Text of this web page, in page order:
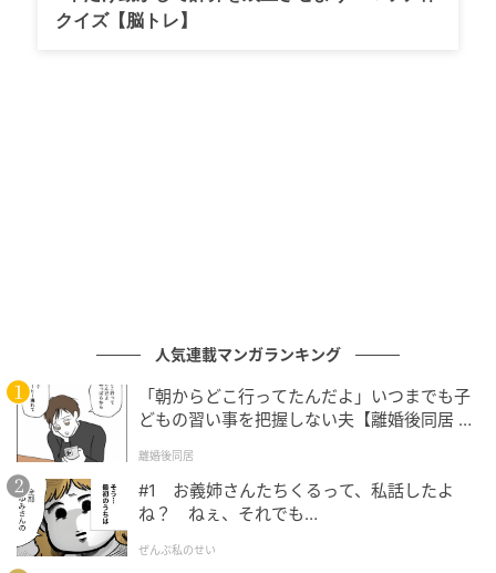
母。いや、そうじゃなくて・・・というか。
ママ広場
クイズ【脳トレ】
人気連載マンガランキング
「朝からどこ行ってたんだよ」いつまでも子
どもの習い事を把握しない夫【離婚後同居 Vo
離婚後同居
#1 お義姉さんたちくるって、私話したよ
ね？ ねぇ、それでも…
ぜんぶ私のせい